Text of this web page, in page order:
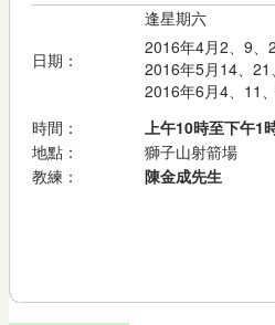
日期：
逢星期六
2016年4月2、9、
2016年5月14、21
2016年6月4、11
時間：
上午10時至下午1
地點：
獅子山射箭場
教練：
陳金成先生